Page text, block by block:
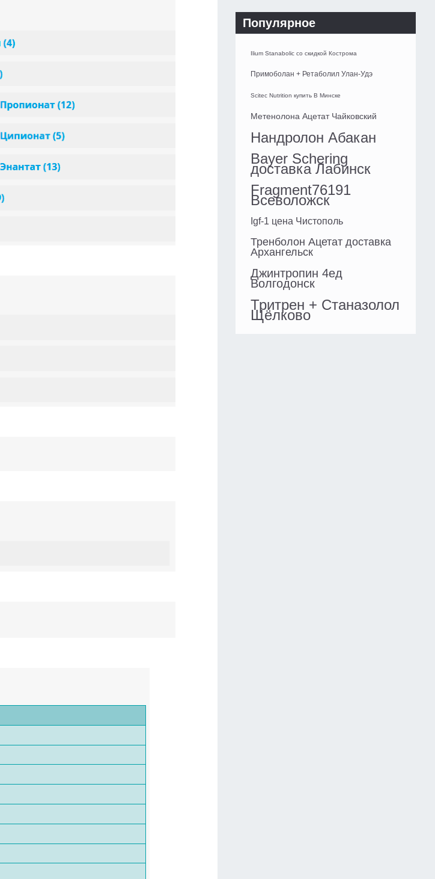
Популярное
Ilium Stanabolic со скидкой Кострома
Примоболан + Ретаболил Улан-Удэ
Scitec Nutrition купить В Минске
Метенолона Ацетат Чайковский
Нандролон Абакан
Bayer Schering
доставка Лабинск
Fragment76191
Всеволожск
Igf-1 цена Чистополь
Тренболон Ацетат доставка
Архангельск
Джинтропин 4ед
Волгодонск
Тритрен + Станазолол
Щёлково